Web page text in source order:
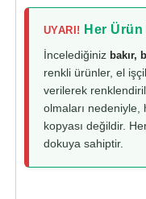
UYARI! Her
İncelediğiniz bakır,
renkli ürünler, el
verilerek
olmaları
kopyası değildir.
dokuya sahiptir.